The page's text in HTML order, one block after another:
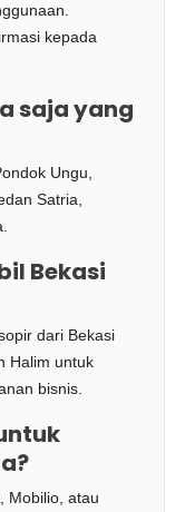
kepada
saja yang
Ungu,
Satria,
Bekasi
dari Bekasi
Halim untuk
bisnis.
Mobilio, atau